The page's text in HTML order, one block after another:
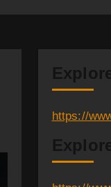
https://